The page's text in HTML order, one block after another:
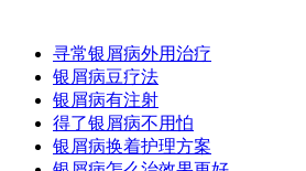
寻常银屑病外用治疗
银屑病豆疗法
银屑病有注射
得了银屑病不用怕
银屑病换着护理方案